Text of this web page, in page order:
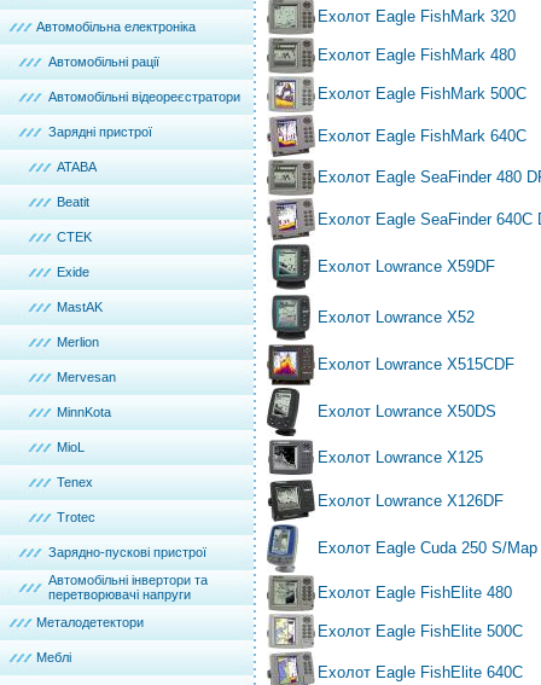
Автомобільна електроніка
Автомобільні рації
Автомобільні відеореєстратори
Зарядні пристрої
ATABA
Beatit
CTEK
Exide
MastAK
Merlion
Mervesan
MinnKota
MioL
Tenex
Trotec
Зарядно-пускові пристрої
Автомобільні інвертори та
перетворювачі напруги
Металодетектори
Меблі
Ехолот Eagle FishMark 320
Ехолот Eagle FishMark 480
Ехолот Eagle FishMark 500С
Ехолот Eagle FishMark 640С
Ехолот Eagle SeaFinder 480
Ехолот Eagle SeaFinder 640C
Ехолот Lowrance X59DF
Ехолот Lowrance X52
Ехолот Lowrance X515CDF
Ехолот Lowrance X50DS
Ехолот Lowrance X125
Ехолот Lowrance X126DF
Ехолот Eagle Cuda 250 S/Map
Ехолот Eagle FishElite 480
Ехолот Eagle FishElite 500С
Ехолот Eagle FishElite 640С